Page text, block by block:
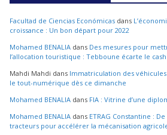
Facultad de Ciencias Económicas dans
croissance : Un bon départ pour 2022
Mohamed BENALIA dans Des mesures pour
l’allocation touristique : Tebboune écarte le cash
Mahdi Mahdi dans Immatriculation des
le tout-numérique dès ce dimanche
Mohamed BENALIA dans FIA : Vitrine d’une
Mohamed BENALIA dans ETRAG Constantine :
tracteurs pour accélérer la mécanisation